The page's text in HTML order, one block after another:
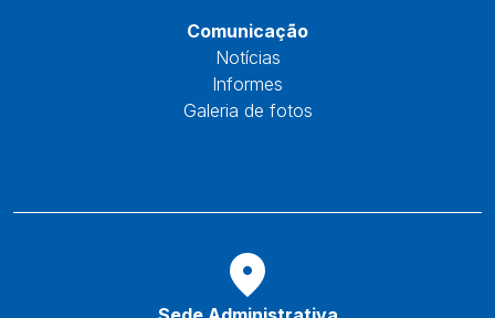
Comunicação
Notícias
Informes
Galeria de fotos